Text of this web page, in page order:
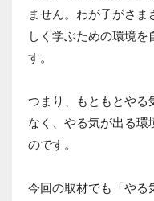
ません。わが子がさ
しく学ぶための環境
す。
つまり、もともとやる
なく、やる気が出る環
のです。
今回の取材でも「やる